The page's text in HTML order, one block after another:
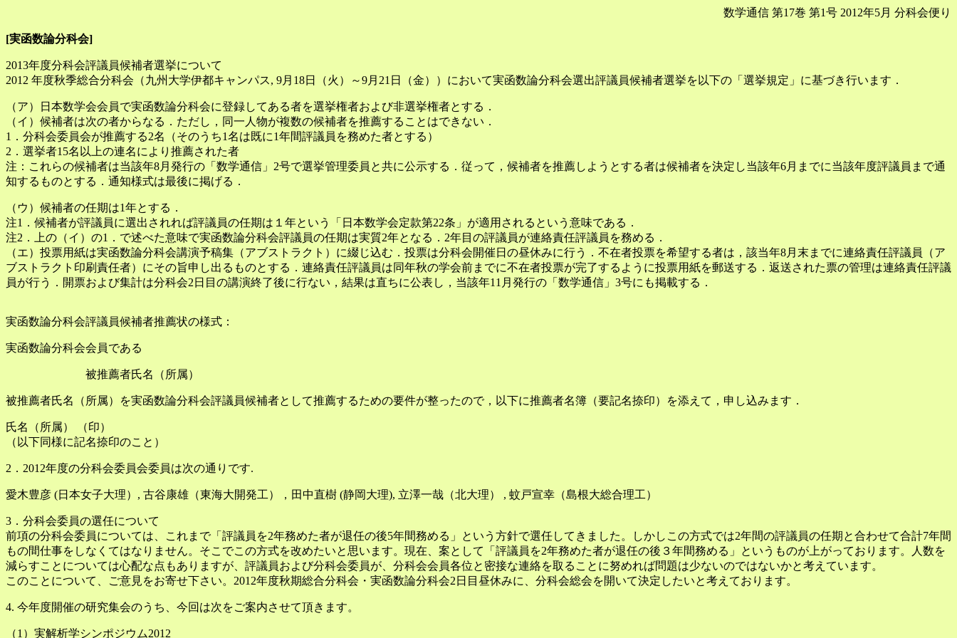
数学通信 第17巻 第1号 2012年5月 分科会便り
[実函数論分科会]
2013年度分科会評議員候補者選挙について
2012 年度秋季総合分科会（九州大学伊都キャンパス, 9月18日（火）～9月21日（金））において実函数論分科会選出評議員候補者選挙を以下の「選挙規定」に基づき行います．
（ア）日本数学会会員で実函数論分科会に登録してある者を選挙権者および非選挙権者とする．
（イ）候補者は次の者からなる．ただし，同一人物が複数の候補者を推薦することはできない．
1．分科会委員会が推薦する2名（そのうち1名は既に1年間評議員を務めた者とする）
2．選挙者15名以上の連名により推薦された者
注：これらの候補者は当該年8月発行の「数学通信」2号で選挙管理委員と共に公示する．従って，候補者を推薦しようとする者は候補者を決定し当該年6月までに当該年度評議員まで通
知するものとする．通知様式は最後に掲げる．
（ウ）候補者の任期は1年とする．
注1．候補者が評議員に選出されれば評議員の任期は１年という「日本数学会定款第22条」が適用されるという意味である．
注2．上の（イ）の1．で述べた意味で実函数論分科会評議員の任期は実質2年となる．2年目の評議員が連絡責任評議員を務める．
（エ）投票用紙は実函数論分科会講演予稿集（アブストラクト）に綴じ込む．投票は分科会開催日の昼休みに行う．不在者投票を希望する者は，該当年8月末までに連絡責任評議員（ア
ブストラクト印刷責任者）にその旨申し出るものとする．連絡責任評議員は同年秋の学会前までに不在者投票が完了するように投票用紙を郵送する．返送された票の管理は連絡責任評議
員が行う．開票および集計は分科会2日目の講演終了後に行ない，結果は直ちに公表し，当該年11月発行の「数学通信」3号にも掲載する．
実函数論分科会評議員候補者推薦状の様式：
実函数論分科会会員である
被推薦者氏名（所属）
被推薦者氏名（所属）を実函数論分科会評議員候補者として推薦するための要件が整ったので，以下に推薦者名簿（要記名捺印）を添えて，申し込みます．
氏名（所属） （印）
（以下同様に記名捺印のこと）
2．2012年度の分科会委員会委員は次の通りです.
愛木豊彦 (日本女子大理）, 古谷康雄（東海大開発工），田中直樹 (静岡大理), 立澤一哉（北大理） , 蚊戸宣幸（島根大総合理工）
3．分科会委員の選任について
前項の分科会委員については、これまで「評議員を2年務めた者が退任の後5年間務める」という方針で選任してきました。しかしこの方式では2年間の評議員の任期と合わせて合計7年間
もの間仕事をしなくてはなりません。そこでこの方式を改めたいと思います。現在、案として「評議員を2年務めた者が退任の後３年間務める」というものが上がっております。人数を
減らすことについては心配な点もありますが、評議員および分科会委員が、分科会会員各位と密接な連絡を取ることに努めれば問題は少ないのではないかと考えています。
このことについて、ご意見をお寄せ下さい。2012年度秋期総合分科会・実函数論分科会2日目昼休みに、分科会総会を開いて決定したいと考えております。
4. 今年度開催の研究集会のうち、今回は次をご案内させて頂きます。
（1）実解析学シンポジウム2012